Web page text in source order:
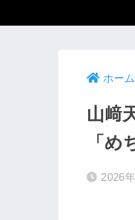
ホーム
山﨑
「め
2026